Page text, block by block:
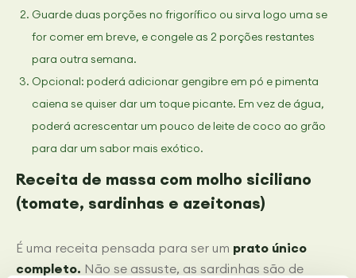
Guarde duas porções no frigorífico ou sirva logo uma se
for comer em breve, e congele as 2 porções restantes
para outra semana.
Opcional: poderá adicionar gengibre em pó e pimenta
caiena se quiser dar um toque picante. Em vez de água,
poderá acrescentar um pouco de leite de coco ao grão
para dar um sabor mais exótico.
Receita de massa com molho siciliano
(tomate, sardinhas e azeitonas)
É uma receita pensada para ser um prato único
completo. Não se assuste, as sardinhas são de